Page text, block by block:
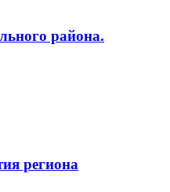
района.
региона